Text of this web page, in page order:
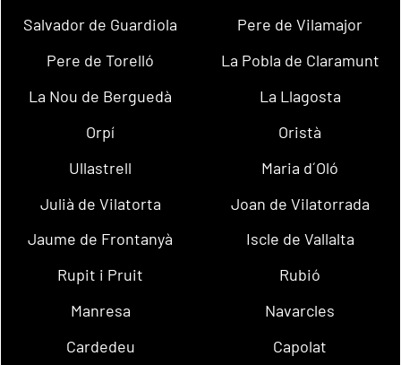
Salvador de Guardiola
Pere de Vilamajor
Pere de Torelló
La Pobla de Claramunt
La Nou de Berguedà
La Llagosta
Orpí
Oristà
Ullastrell
Maria d´Oló
Julià de Vilatorta
Joan de Vilatorrada
Jaume de Frontanyà
Iscle de Vallalta
Rupit i Pruit
Rubió
Manresa
Navarcles
Cardedeu
Capolat